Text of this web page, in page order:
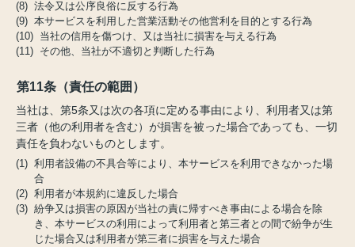
(8) 法令又は公序良俗に反する行為
(9) 本サービスを利用した営業活動その他営利を目的とする行為
(10) 当社の信用を傷つけ、又は当社に損害を与える行為
(11) その他、当社が不適切と判断した行為
第11条（責任の範囲）
当社は、第5条又は次の各項に定める事由により、利用者又は第
三者（他の利用者を含む）が損害を被った場合であっても、一切
責任を負わないものとします。
(1) 利用者設備の不具合等により、本サービスを利用できなかった場
合
(2) 利用者が本規約に違反した場合
(3) 紛争又は損害の原因が当社の責に帰すべき事由による場合を除
き、本サービスの利用によって利用者と第三者との間で紛争が生
じた場合又は利用者が第三者に損害を与えた場合